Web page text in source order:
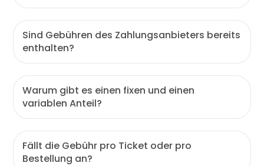
Sind Gebühren des Zahlungsanbieters bereits
enthalten?
Warum gibt es einen fixen und einen
variablen Anteil?
Fällt die Gebühr pro Ticket oder pro
Bestellung an?